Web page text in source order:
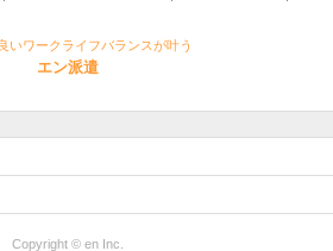
いワークライフバランスが叶う
エン派遣
Copyright © en Inc.